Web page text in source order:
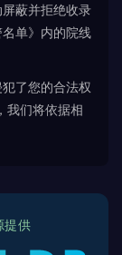
屏蔽并拒绝收录
单》内的院线
了您的合法权
我们将依据相
提供